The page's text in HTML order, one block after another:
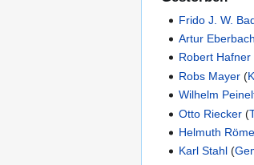
Frido J. W.
Artur Eberbach
Robert Hafner
Robs Mayer (
Wilhelm
Otto Riecker (
Helmuth
Karl Stahl (